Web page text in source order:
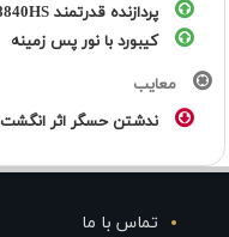
پردازنده قدرتمند R۷ 8840HS
کیبورد با نور پس زمینه
معایب
ندشتن حسگر اثر انگشت
تماس با ما